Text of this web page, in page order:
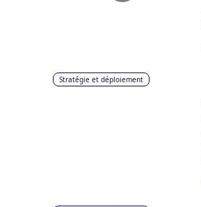
Stratégie et déploiement